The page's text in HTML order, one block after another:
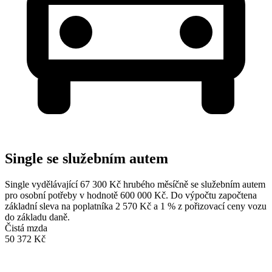
Single se služebním autem
Single vydělávající 67 300 Kč hrubého měsíčně se služebním autem
pro osobní potřeby v hodnotě 600 000 Kč. Do výpočtu započtena
základní sleva na poplatníka 2 570 Kč a 1 % z pořizovací ceny vozu
do základu daně.
Čistá mzda
50 372 Kč